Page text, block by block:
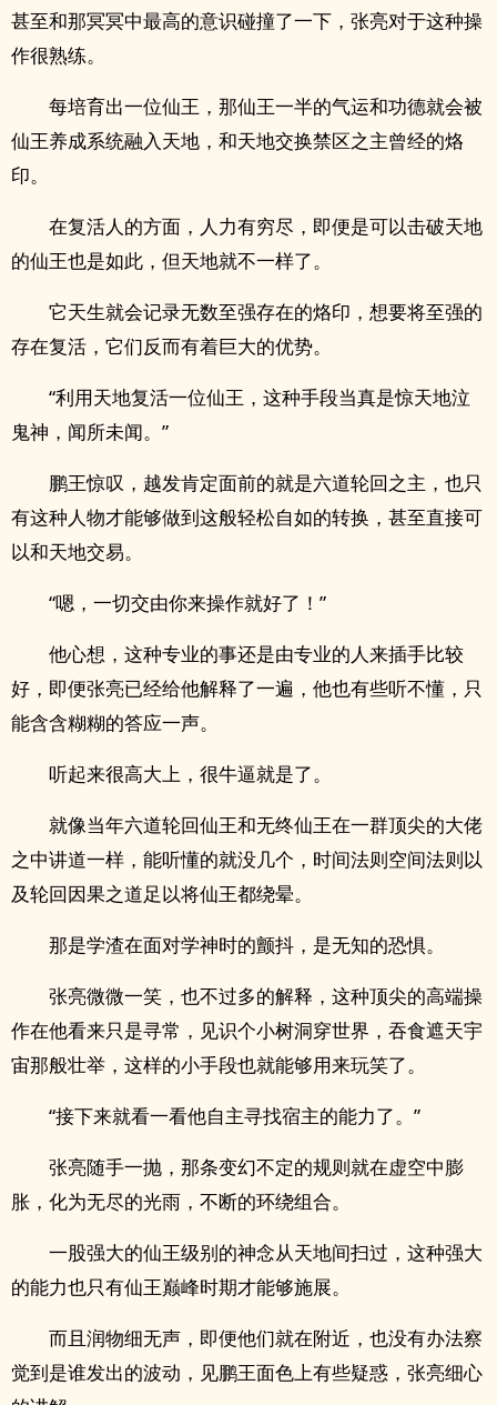
甚至和那冥冥中最高的意识碰撞了一下，张亮对于这种操
作很熟练。
每培育出一位仙王，那仙王一半的气运和功德就会被
仙王养成系统融入天地，和天地交换禁区之主曾经的烙
印。
在复活人的方面，人力有穷尽，即便是可以击破天地
的仙王也是如此，但天地就不一样了。
它天生就会记录无数至强存在的烙印，想要将至强的
存在复活，它们反而有着巨大的优势。
“利用天地复活一位仙王，这种手段当真是惊天地泣
鬼神，闻所未闻。”
鹏王惊叹，越发肯定面前的就是六道轮回之主，也只
有这种人物才能够做到这般轻松自如的转换，甚至直接可
以和天地交易。
“嗯，一切交由你来操作就好了！”
他心想，这种专业的事还是由专业的人来插手比较
好，即便张亮已经给他解释了一遍，他也有些听不懂，只
能含含糊糊的答应一声。
听起来很高大上，很牛逼就是了。
就像当年六道轮回仙王和无终仙王在一群顶尖的大佬
之中讲道一样，能听懂的就没几个，时间法则空间法则以
及轮回因果之道足以将仙王都绕晕。
那是学渣在面对学神时的颤抖，是无知的恐惧。
张亮微微一笑，也不过多的解释，这种顶尖的高端操
作在他看来只是寻常，见识个小树洞穿世界，吞食遮天宇
宙那般壮举，这样的小手段也就能够用来玩笑了。
“接下来就看一看他自主寻找宿主的能力了。”
张亮随手一抛，那条变幻不定的规则就在虚空中膨
胀，化为无尽的光雨，不断的环绕组合。
一股强大的仙王级别的神念从天地间扫过，这种强大
的能力也只有仙王巅峰时期才能够施展。
而且润物细无声，即便他们就在附近，也没有办法察
觉到是谁发出的波动，见鹏王面色上有些疑惑，张亮细心